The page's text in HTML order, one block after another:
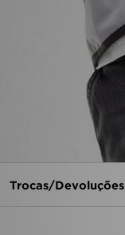
Trocas/Devoluções